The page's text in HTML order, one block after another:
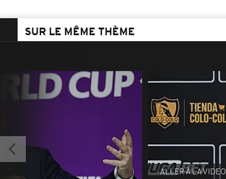
SUR LE MÊME THÈME
ALLER À LA VIDEO